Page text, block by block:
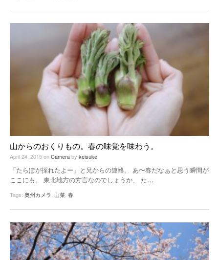
山からのおくりもの。春の味覚を味わう。
April 24, 2015onCameraby keisuke
「たらぽが採れたよー」と兄からの連絡。 あ〜春だなぁと思う瞬間が
ここにも。 東北地方の方言なのでしょうか、 た…
Tags: 奥州カメラ 山菜 春